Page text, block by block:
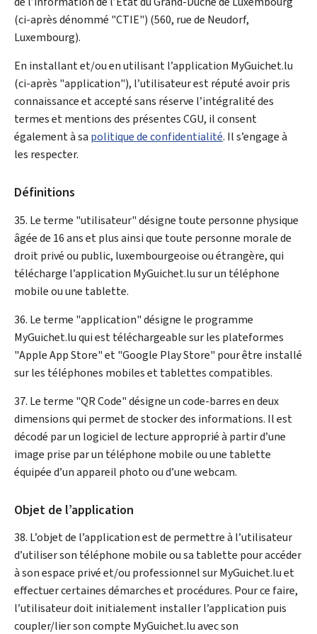
(ci-après dénommé "CTIE") (560, rue de Neudorf,
Luxembourg).
En installant et/ou en utilisant l’application MyGuichet.lu
(ci-après "application"), l’utilisateur est réputé avoir pris
connaissance et accepté sans réserve l’intégralité des
termes et mentions des présentes CGU, il consent
également à sa politique de confidentialité. Il s’engage à
les respecter.
Définitions
35. Le terme "utilisateur" désigne toute personne physique
âgée de 16 ans et plus ainsi que toute personne morale de
droit privé ou public, luxembourgeoise ou étrangère, qui
télécharge l’application MyGuichet.lu sur un téléphone
mobile ou une tablette.
36. Le terme "application" désigne le programme
MyGuichet.lu qui est téléchargeable sur les plateformes
"AppleApp Store" et "Google PlayStore" pour être installé
sur les téléphones mobiles et tablettes compatibles.
37. Le terme "QR Code" désigne un code-barres en deux
dimensions qui permet de stocker des informations. Il est
décodé par un logiciel de lecture approprié à partir d’une
image prise par un téléphone mobile ou une tablette
équipée d’un appareil photo ou d’une webcam.
Objet de l’application
38. L’objet de l’application est de permettre à l’utilisateur
d’utiliser son téléphone mobile ou sa tablette pour accéder
à son espace privé et/ou professionnel surMyGuichet.lu et
effectuer certaines démarches et procédures. Pour ce faire,
l’utilisateur doit initialement installer l’application puis
coupler/lier son compte MyGuichet.lu avec son